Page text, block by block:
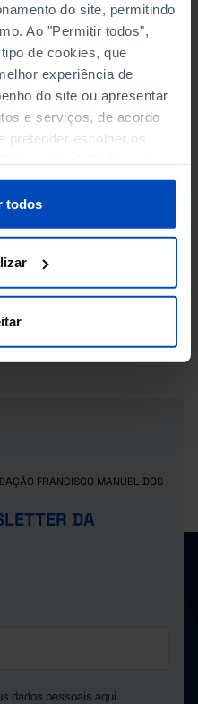
do site, permitindo
Ao "Permitir todos",
de cookies, que
experiência de
do site ou apresentar
e serviços, de acordo
pretender escolher os
de preferências ou da
todos
ECONÓMICA
ATIVIDADE
ECONÓMICA
ECONÓMICA
ATIVIDADE ECONÓMICA
FRANCISCO MANUEL DOS
DA
dados pessoais aqui